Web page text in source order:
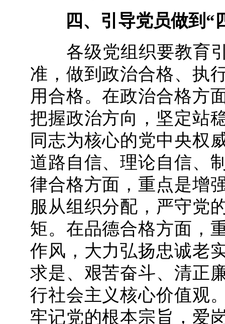
四、引导党员做到“
各级党组织要教育引
准，做到政治合格、执
用合格。在政治合格方
把握政治方向，坚定站
同志为核心的党中央权
道路自信、理论自信、
律合格方面，重点是增
服从组织分配，严守党
矩。在品德合格方面，
作风，大力弘扬忠诚老
求是、艰苦奋斗、清正
行社会主义核心价值观
牢记党的根本宗旨，爱